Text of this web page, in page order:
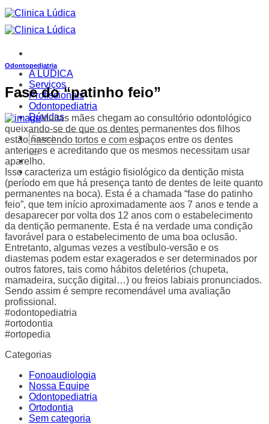
Skip
to
content
A LÚDICA
Serviços
Profissionais
Odontopediatria
Dúvidas
Odontopediatria
Fase do “patinho feio”
Muitas mães chegam ao consultório odontológico
queixando-se de que os dentes permanentes dos filhos
estão nascendo tortos e com espaços entre os dentes
anteriores e acreditando que os mesmos necessitam usar
aparelho.
Isso caracteriza um estágio fisiológico da dentição mista
(período em que há presença tanto de dentes de leite quanto
permanentes na boca). Esta é a chamada “fase do patinho
feio”, que tem início aproximadamente aos 7 anos e tende a
desaparecer por volta dos 12 anos com o estabelecimento
da dentição permanente. Esta é na verdade uma condição
favorável para o estabelecimento de uma boa oclusão.
Entretanto, algumas vezes a vestíbulo-versão e os
diastemas podem estar exagerados e ser determinados por
outros fatores, tais como hábitos deletérios (chupeta,
mamadeira, sucção digital…) ou freios labiais pronunciados.
Sendo assim é sempre recomendável uma avaliação
profissional.
#odontopediatria
#ortodontia
#ortopedia
Categorias
Fonoaudiologia
Nossa Equipe
Odontopediatria
Ortodontia
Sem categoria